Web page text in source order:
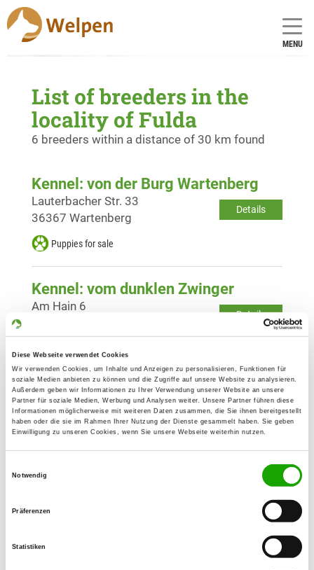
Diese Webseite verwendet Cookies
Wir verwenden Cookies, um Inhalte und Anzeigen zu personalisieren, Funktionen für
soziale Medien anbieten zu können und die Zugriffe auf unsere Website zu analysieren.
Außerdem geben wir Informationen zu Ihrer Verwendung unserer Website an unsere
Partner für soziale Medien, Werbung und Analysen weiter. Unsere Partner führen diese
Informationen möglicherweise mit weiteren Daten zusammen, die Sie ihnen bereitgestellt
haben oder die sie im Rahmen Ihrer Nutzung der Dienste gesammelt haben. Sie geben
Einwilligung zu unseren Cookies, wenn Sie unsere Webseite weiterhin nutzen.
Notwendig
Präferenzen
Statistiken
MENU
List of breeders in the
locality of Fulda
6 breeders within a distance of 30 km found
Kennel: von der Burg Wartenberg
Details
Lauterbacher Str. 33
36367 Wartenberg
Puppies for sale
Kennel: vom dunklen Zwinger
Details
Am Hain 6
Puppies expected
Kennel: vom Basaltschloss
Details
Am Herrngarten 10
36341 Lauterbach
Currently no puppies for sale
Am Eichhölzchen 13